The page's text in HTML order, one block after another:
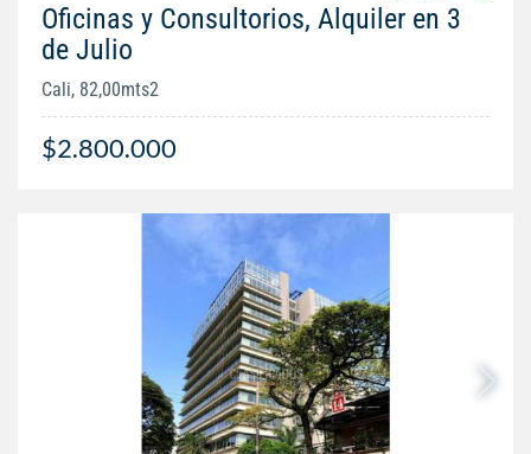
Oficinas y Consultorios, Alquiler en 3
de Julio
Cali, 82,00mts2
$2.800.000